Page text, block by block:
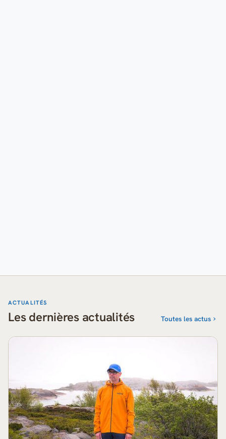
ACTUALITÉS
Les dernières actualités Toutes les actus